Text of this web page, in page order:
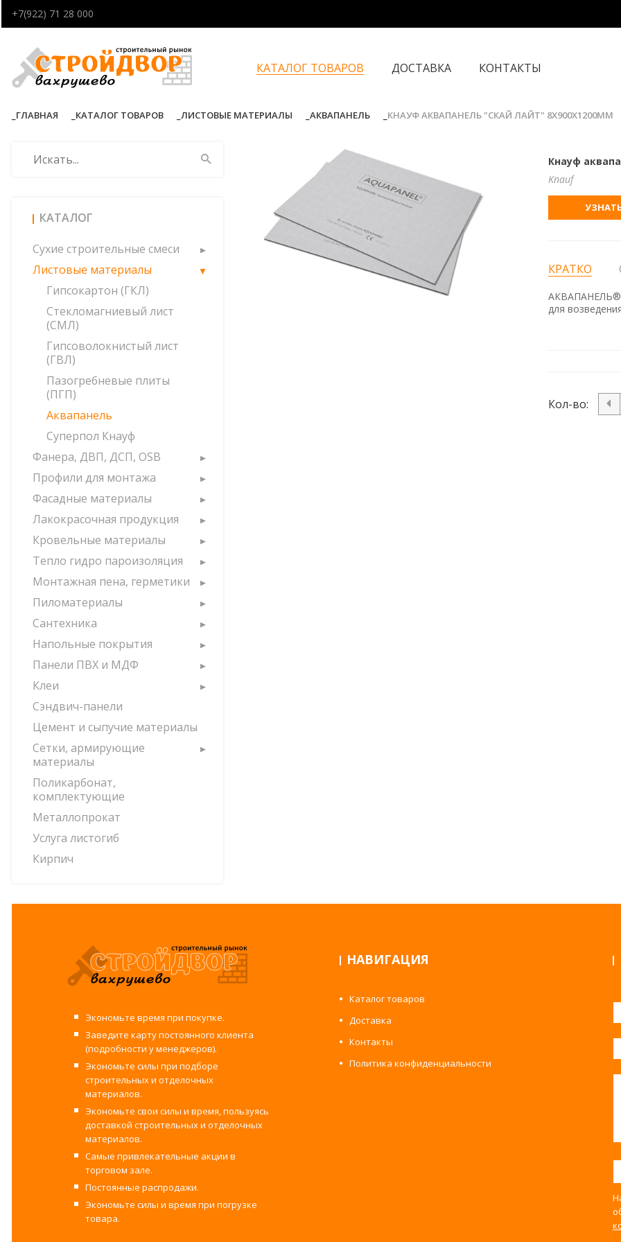
+7(922) 71 28 000
КАТАЛОГ ТОВАРОВ ДОСТАВКА КОНТАКТЫ
ГЛАВНАЯ КАТАЛОГ ТОВАРОВ ЛИСТОВЫЕ МАТЕРИАЛЫ АКВАПАНЕЛЬ КНАУФ АКВАПАНЕЛЬ "СКАЙ ЛАЙТ" 8Х900Х1200ММ
КАТАЛОГ
Сухие строительные смеси
Листовые материалы
Гипсокартон (ГКЛ)
Стекломагниевый лист
(СМЛ)
Гипсоволокнистый лист
(ГВЛ)
Пазогребневые плиты
(ПГП)
Аквапанель
Суперпол Кнауф
Фанера, ДВП, ДСП, OSB
Профили для монтажа
Фасадные материалы
Лакокрасочная продукция
Кровельные материалы
Тепло гидро пароизоляция
Монтажная пена, герметики
Пиломатериалы
Сантехника
Напольные покрытия
Панели ПВХ и МДФ
Клеи
Сэндвич-панели
Цемент и сыпучие материалы
Сетки, армирующие
материалы
Поликарбонат,
комплектующие
Металлопрокат
Услуга листогиб
Кирпич
Кнауф
Knauf
КРАТКО
АКВАПАНЕЛЬ®
для
Кол-во:
Экономьте время при покупке.
Заведите карту постоянного клиента
(подробности у менеджеров).
Экономьте силы при подборе
строительных и отделочных
материалов.
Экономьте свои силы и время, пользуясь
доставкой строительных и отделочных
материалов.
Самые привлекательные акции в
торговом зале.
Постоянные распродажи.
Экономьте силы и время при погрузке
товара.
НАВИГАЦИЯ
Каталог товаров
Доставка
Контакты
Политика конфиденциальности